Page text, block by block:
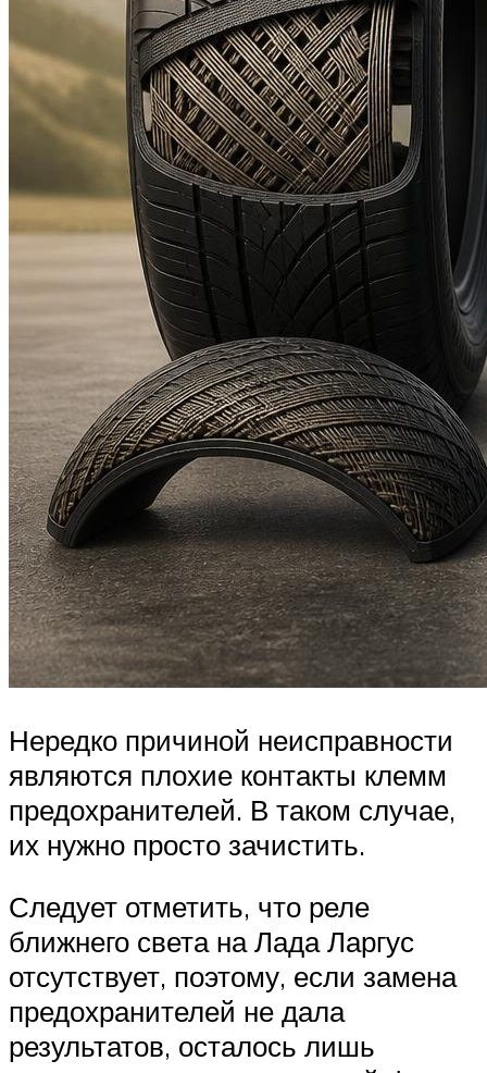
Нередко причиной неисправности
являются плохие контакты клемм
предохранителей. В таком случае,
их нужно просто зачистить.
Следует отметить, что реле
ближнего света на Лада Ларгус
отсутствует, поэтому, если замена
предохранителей не дала
результатов, осталось лишь